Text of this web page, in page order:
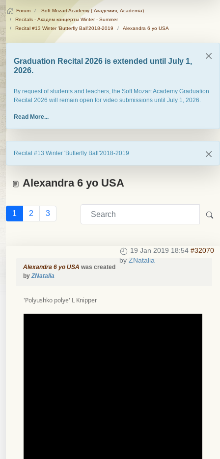
Forum
Soft Mozart Academy ( Академия, Academia)
Recitals - Академ концерты Winter - Summer
Recital #13 Winter 'Butterfly Ball'2018-2019
Alexandra 6 yo USA
Graduation Recital 2026 is extended until July 1,
2026.
By request of students and teachers, the Soft Mozart Academy Graduation
Recital 2026 will remain open for video submissions until July 1, 2026.
Read More...
Recital #13 Winter 'Butterfly Ball'2018-2019
Alexandra 6 yo USA
1 2 3
19 Jan 2019 18:54 #32070
by ZNatalia
Alexandra 6 yo USA was created
byZNatalia
'Polyushko polye' L Knipper